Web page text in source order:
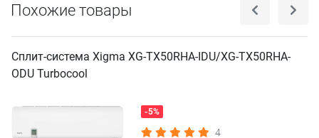
Похожие товары
Сплит-система Xigma XG-TX50RHA-IDU/XG-TX50RHA-
ODU Turbocool
-5%
4